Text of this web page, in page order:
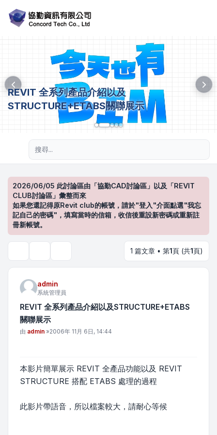
REVIT 全系列產品介紹以及
STRUCTURE+ETABS關聯展示
2026/06/05 此討論區由「協勤CAD討論區」以及「REVIT
CLUB討論區」彙整而來
如果您還記得原Revit club的帳號，請於"登入"介面點選"我忘
記自己的密碼"，填寫當時的信箱，收信後重設新密碼或重新註
冊新帳號。
1 篇文章 • 第1頁 (共1頁)
admin
系統管理員
REVIT 全系列產品介紹以及STRUCTURE+ETABS
關聯展示
文章
由 admin »2006年 11月 6日, 14:44
本影片簡單展示 REVIT 全產品功能以及 REVIT
STRUCTURE 搭配 ETABS 處理的過程
此影片帶語音，所以檔案較大，請耐心等候